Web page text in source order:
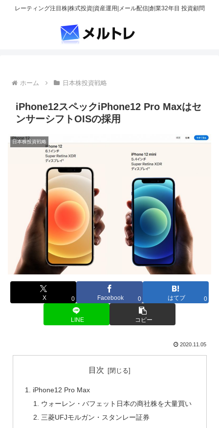
レーティング注目株|株式投資|資産運用|メール配信|創業32年目 投資顧問
ホーム 日本株投資戦略
iPhone12スペックiPhone12 Pro Maxはセ
ンサーシフトOISの採用
日本株投資戦略
X 0 Facebook 0 はてブ 0
LINE コピー
2020.11.05
目次
iPhone12 Pro Max
ウォーレン・バフェット日本の商社株を大量買い
三菱UFJモルガン・スタンレー証券